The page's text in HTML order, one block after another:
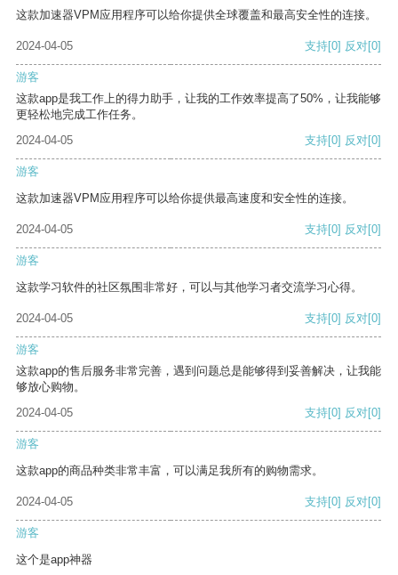
这款加速器VPM应用程序可以给你提供全球覆盖和最高安全性的连接。
2024-04-05 支持[0] 反对[0]
游客
这款app是我工作上的得力助手，让我的工作效率提高了50%，让我能够
更轻松地完成工作任务。
2024-04-05
支持[0] 反对[0]
游客
这款加速器VPM应用程序可以给你提供最高速度和安全性的连接。
2024-04-05 支持[0] 反对[0]
游客
这款学习软件的社区氛围非常好，可以与其他学习者交流学习心得。
2024-04-05 支持[0] 反对[0]
游客
这款app的售后服务非常完善，遇到问题总是能够得到妥善解决，让我能
够放心购物。
2024-04-05
支持[0] 反对[0]
游客
这款app的商品种类非常丰富，可以满足我所有的购物需求。
2024-04-05 支持[0] 反对[0]
游客
这个是app神器